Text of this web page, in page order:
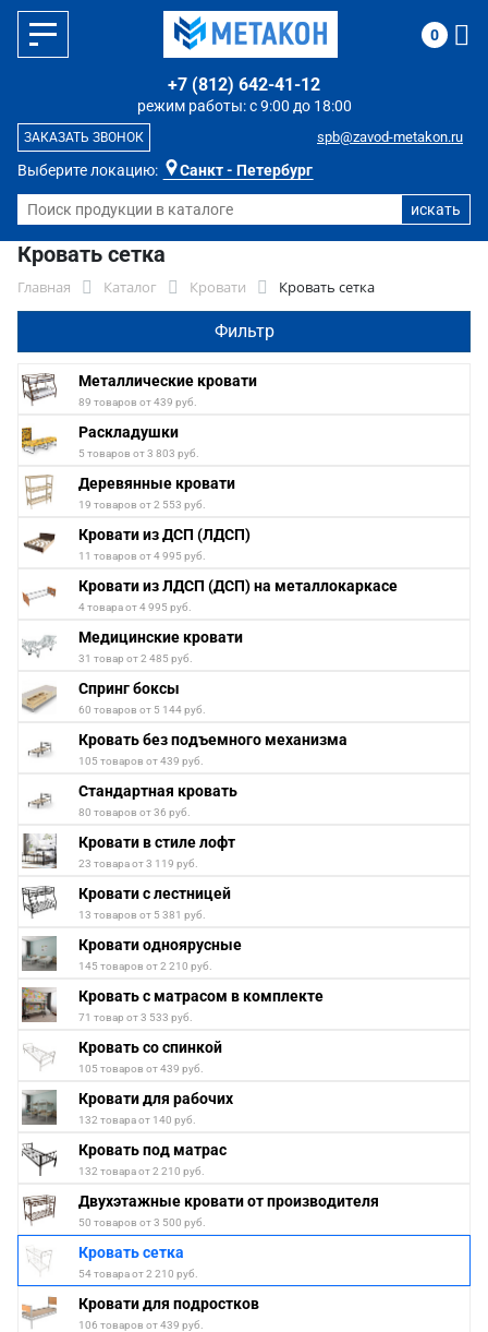
Выберите локацию: Санкт - Петербург
режим работы: с 9:00 до 18:00
+7 (812) 642-41-12
spb@zavod-metakon.ru
ЗАКАЗАТЬ ЗВОНОК
0
Кровать сетка
Главная Каталог Кровати Кровать сетка
Фильтр
Металлические кровати
89 товаров от 439 руб.
Раскладушки
5 товаров от 3 803 руб.
Деревянные кровати
19 товаров от 2 553 руб.
Кровати из ДСП (ЛДСП)
11 товаров от 4 995 руб.
Кровати из ЛДСП (ДСП) на металлокаркасе
4 товара от 4 995 руб.
Медицинские кровати
31 товар от 2 485 руб.
Спринг боксы
60 товаров от 5 144 руб.
Кровать без подъемного механизма
105 товаров от 439 руб.
Стандартная кровать
80 товаров от 36 руб.
Кровати в стиле лофт
23 товара от 3 119 руб.
Кровати с лестницей
13 товаров от 5 381 руб.
Кровати одноярусные
145 товаров от 2 210 руб.
Кровать с матрасом в комплекте
71 товар от 3 533 руб.
Кровать со спинкой
105 товаров от 439 руб.
Кровати для рабочих
132 товара от 140 руб.
Кровать под матрас
132 товара от 2 210 руб.
Двухэтажные кровати от производителя
50 товаров от 3 500 руб.
Кровать сетка
54 товара от 2 210 руб.
Кровати для подростков
106 товаров от 439 руб.